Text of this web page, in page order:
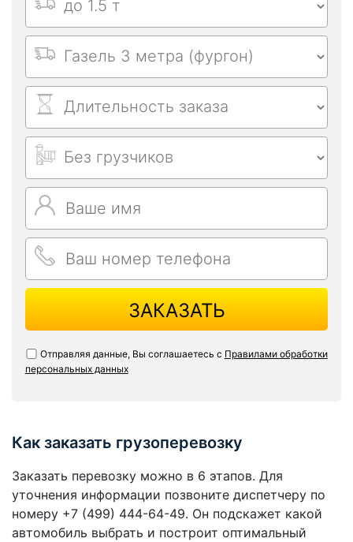
ЗАКАЗАТЬ
Отправляя данные, Вы соглашаетесь с Правилами обработки
персональных данных
Как заказать грузоперевозку
Заказать перевозку можно в 6 этапов. Для
уточнения информации позвоните диспетчеру по
номеру +7 (499) 444-64-49. Он подскажет какой
автомобиль выбрать и построит оптимальный